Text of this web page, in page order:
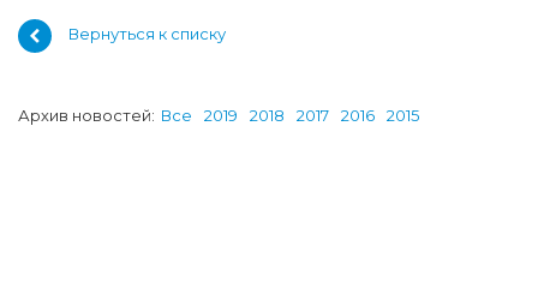
Вернуться к списку
Архив новостей: Все 2019 2018 2017 2016 2015